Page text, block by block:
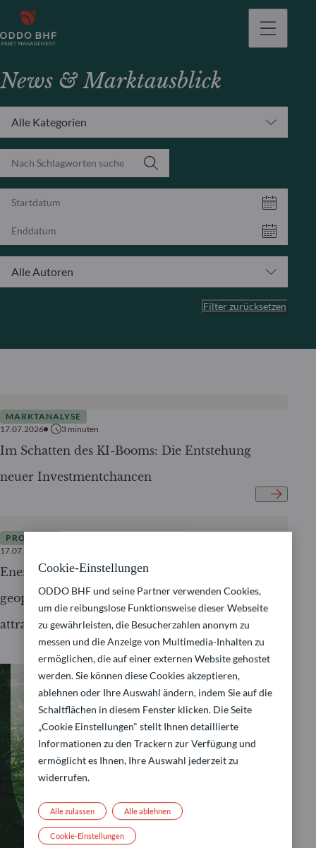
News & Marktausblick
Alle Kategorien
Alle Autoren
Filter zurücksetzen
MARKTANALYSE
17.07.2026
3 minuten
Im Schatten des KI-Booms: Die Entstehung
neuer Investmentchancen
PRODUKTE
17.07.2026
Energiesicherheit – Warum Elektrifizierung
geopolitisch unverzichtbar und für Investoren
attraktiv wird
Cookie-Einstellungen
ODDO BHF und seine Partner verwenden Cookies,
um die reibungslose Funktionsweise dieser Webseite
zu gewährleisten, die Besucherzahlen anonym zu
messen und die Anzeige von Multimedia-Inhalten zu
ermöglichen, die auf einer externen Website gehostet
werden. Sie können diese Cookies akzeptieren,
ablehnen oder Ihre Auswahl ändern, indem Sie auf die
Schaltflächen in diesem Fenster klicken. Die Seite
„Cookie Einstellungen" stellt Ihnen detaillierte
Informationen zu den Trackern zur Verfügung und
ermöglicht es Ihnen, Ihre Auswahl jederzeit zu
widerrufen.
Alle ablehnen
Alle zulassen
Cookie-Einstellungen